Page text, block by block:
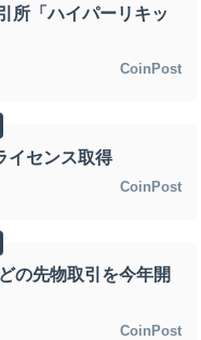
所「ハイパーリキッ
CoinPost
イセンス取得
CoinPost
の先物取引を今年開
CoinPost